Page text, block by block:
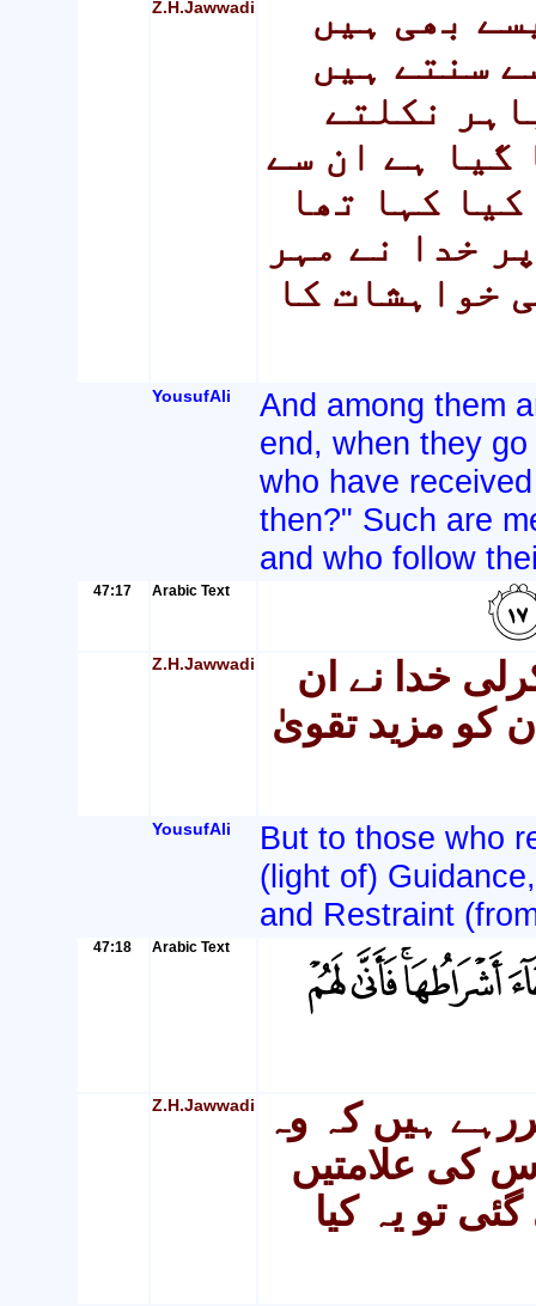
Z.H.Jawwadi
بھی ہیں
سنتے ہیں
نکلتے
گیا ہے ان سے
کہا تھا
خدا نے مہر
خواہشات کا
YousufAli
And among them
end, when they
who have
then?" Such are
and who follow
47:17 Arabic Text
Z.H.Jawwadi
خدا نے ان
کو مزید تقویٰ
YousufAli
But to those who
(light of)
and Restraint
47:18 Arabic Text
Z.H.Jawwadi
ہیں کہ وہ
کی علامتیں
تو یہ کیا